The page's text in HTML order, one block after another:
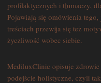
profilaktycznych i tłumaczy,
Pojawiają się omówienia
treściach przewija się też
życzliwość wobec siebie.
MediluxClinic opisuje
podejście holistyczne, czyli